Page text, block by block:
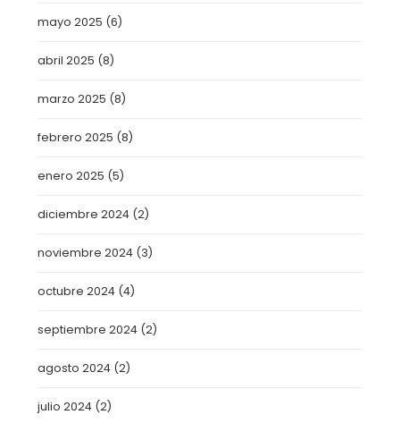
mayo 2025 (6)
abril 2025 (8)
marzo 2025 (8)
febrero 2025 (8)
enero 2025 (5)
diciembre 2024 (2)
noviembre 2024 (3)
octubre 2024 (4)
septiembre 2024 (2)
agosto 2024 (2)
julio 2024 (2)